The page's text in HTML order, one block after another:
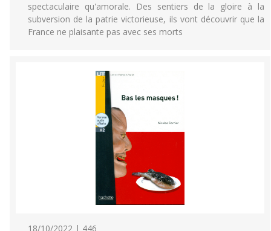
spectaculaire qu'amorale. Des sentiers de la gloire à la
subversion de la patrie victorieuse, ils vont découvrir que la
France ne plaisante pas avec ses morts
18/10/2022 | 446